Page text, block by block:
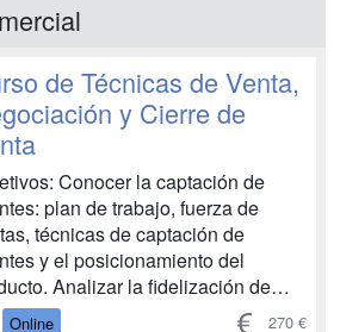
de manera eficaz y
y, finalmen...
de Técnicas de Venta,
y Cierre de
Conocer la captación de
plan de trabajo, fuerza de
técnicas de captación de
y el posicionamiento del
Analizar la fidelización de
estrategias y beneficios.
Online 270 €